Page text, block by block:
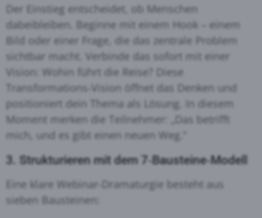
Der Einstieg entscheidet, ob Menschen
dabeibleiben. Beginne mit einem Hook – einem
Bild oder einer Frage, die das zentrale Problem
sichtbar macht. Verbinde das sofort mit einer
Vision: Wohin führt die Reise? Diese
Transformations‑Vision öffnet das Denken und
positioniert dein Thema als Lösung. In diesem
Moment merken die Teilnehmer: „Das betrifft
mich, und es gibt einen neuen Weg.“
3. Strukturieren mit dem 7‑Bausteine‑Modell
Eine klare Webinar‑Dramaturgie besteht aus
sieben Bausteinen: